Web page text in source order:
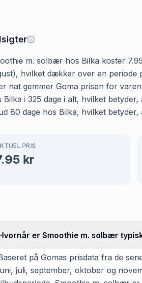
m. solbær hos Bilka koster
hvilket dækker over en periode
nat gemmer Goma prisen for
Bilka i 325 dage i alt, hvilket
80 dage hos Bilka, hvilket
PRIS
kr
er Smoothie m. solbær
på Gomas prisdata fra de
juli, september, oktober og